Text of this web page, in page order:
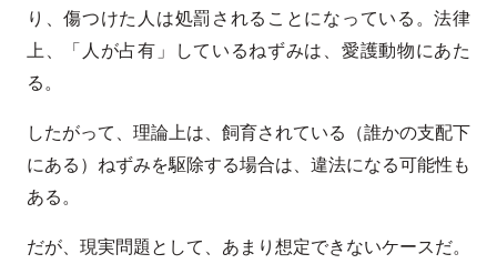
り、傷つけた人は処罰されることになっている。法律
上、「人が占有」しているねずみは、愛護動物にあた
る。
したがって、理論上は、飼育されている（誰かの支配下
にある）ねずみを駆除する場合は、違法になる可能性も
ある。
だが、現実問題として、あまり想定できないケースだ。